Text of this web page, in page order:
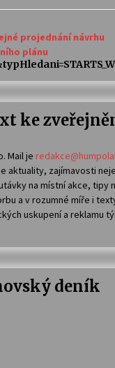
projednání návrhu
plánu
ke
Mail je
aktuality, zajímavosti
na místní akce, tipy
a v rozumné míře i
uskupení a reklamu
deník